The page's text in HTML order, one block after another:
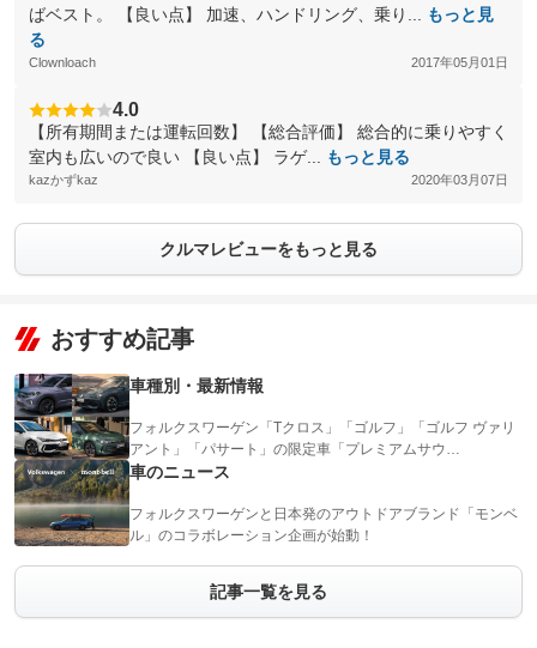
ばベスト。 【良い点】 加速、ハンドリング、乗り...
もっと見
る
Clownloach 2017年05月01日
4.0
【所有期間または運転回数】 【総合評価】 総合的に乗りやすく
室内も広いので良い 【良い点】 ラゲ...
もっと見る
kazかずkaz 2020年03月07日
クルマレビューをもっと見る
おすすめ記事
車種別・最新情報
フォルクスワーゲン「Tクロス」「ゴルフ」「ゴルフ ヴァリ
アント」「パサート」の限定車「プレミアムサウ…
車のニュース
フォルクスワーゲンと日本発のアウトドアブランド「モンベ
ル」のコラボレーション企画が始動！
記事一覧を見る